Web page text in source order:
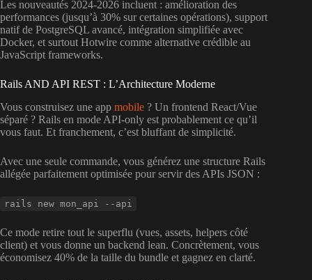
Les nouveautés 2024-2026 incluent : amélioration des
performances (jusqu’à 30% sur certaines opérations), support
natif de PostgreSQL avancé, intégration simplifiée avec
Docker, et surtout Hotwire comme alternative crédible au
JavaScript frameworks.
Rails AND API REST : L’Architecture Moderne
Vous construisez une app mobile ? Un frontend React/Vue
séparé ? Rails en mode API-only est probablement ce qu’il
vous faut. Et franchement, c’est bluffant de simplicité.
Avec une seule commande, vous générez une structure Rails
allégée parfaitement optimisée pour servir des APIs JSON :
rails new mon_api --api
Ce mode retire tout le superflu (vues, assets, helpers côté
client) et vous donne un backend lean. Concrètement, vous
économisez 40% de la taille du bundle et gagnez en clarté.